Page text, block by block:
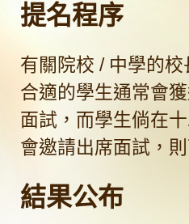
提名程序
有關院校 / 中學的
合適的學生通常會
面試，而學生倘在
會邀請出席面試，
結果公布